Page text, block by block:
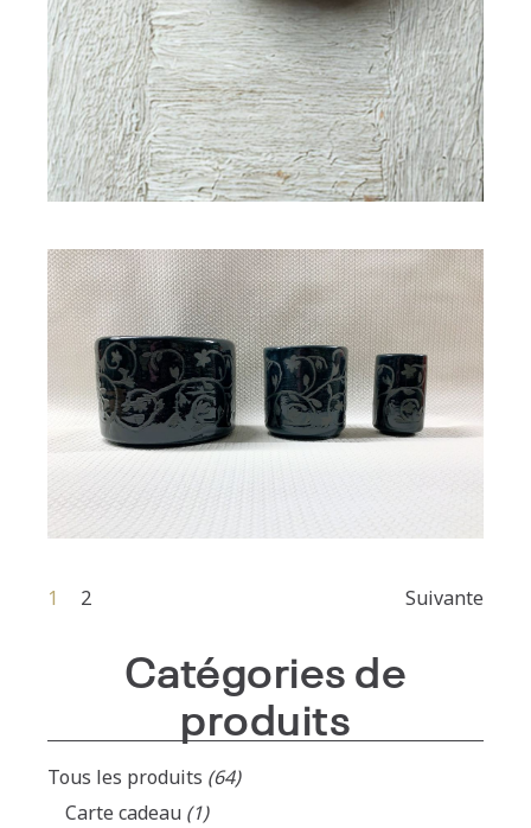
Pots en céramique gigognes
DAMAS
250,00€
1 2 Suivante
Catégories de
produits
Tous les produits (64)
Carte cadeau (1)